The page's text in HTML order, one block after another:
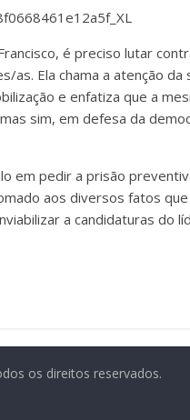
é preciso lutar
Ela chama a atenção da
e enfatiza que a
sim, em defesa da
em pedir a prisão
aos diversos fatos
a candidaturas do
os direitos reservados.